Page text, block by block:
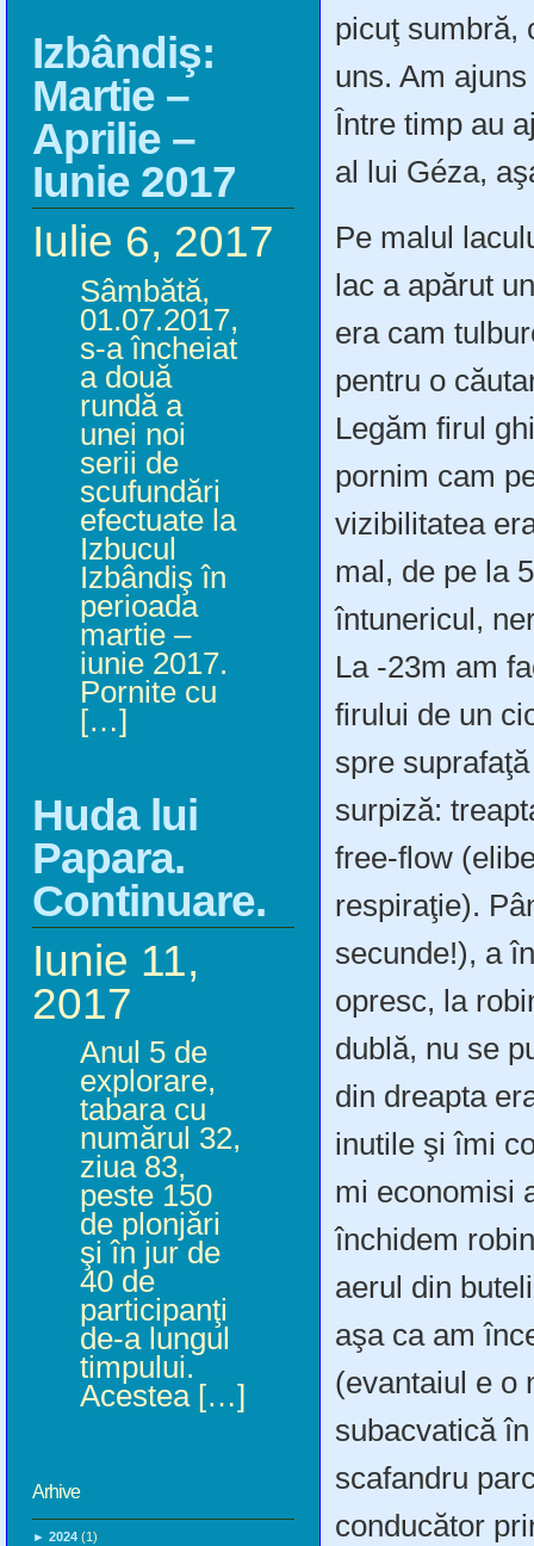
Izbândiş:
Martie –
Aprilie –
Iunie 2017
Iulie 6, 2017
Sâmbătă,
01.07.2017,
s-a încheiat
a două
rundă a
unei noi
serii de
scufundări
efectuate la
Izbucul
Izbândiş în
perioada
martie –
iunie 2017.
Pornite cu
[…]
Huda lui
Papara.
Continuare.
Iunie 11,
2017
Anul 5 de
explorare,
tabara cu
numărul 32,
ziua 83,
peste 150
de plonjări
şi în jur de
40 de
participanţi
de-a lungul
timpului.
Acestea […]
Arhive
► 2024 (1)
picuţ sumbră,
uns. Am
Între timp au
al lui Géza,
Pe malul
lac a apărut
era cam
pentru o
Legăm firul
pornim cam
vizibilitatea
mal, de pe la
întunericul,
La -23m am
firului de un
spre
surpiză:
free-flow
respiraţie).
secunde!), a
opresc, la
dublă, nu se
din dreapta
inutile şi îmi
mi economisi
închidem
aerul din
aşa ca am
(evantaiul e o
subacvatică
scafandru
conducător